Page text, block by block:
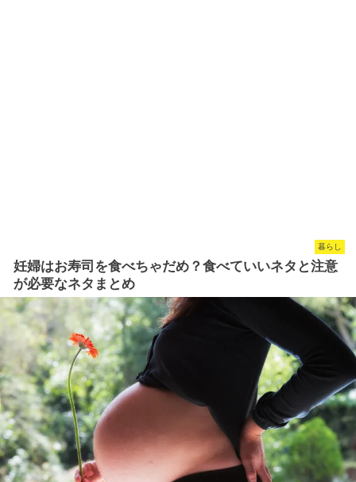
暮らし
妊婦はお寿司を食べちゃだめ？食べていいネタと注意
が必要なネタまとめ